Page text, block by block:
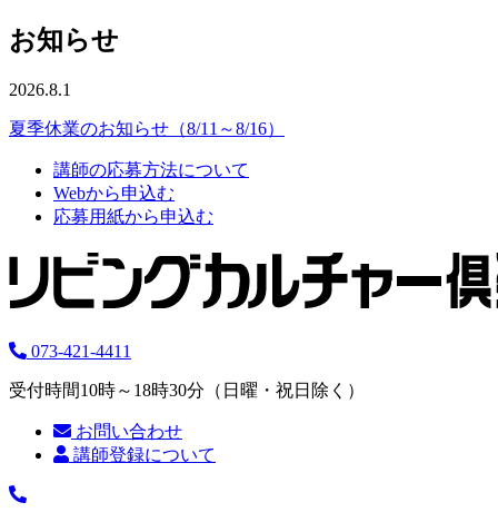
お知らせ
2026.8.1
夏季休業のお知らせ（8/11～8/16）
講師の応募方法について
Webから申込む
応募用紙から申込む
073-421-4411
受付時間10時～18時30分（日曜・祝日除く）
お問い合わせ
講師登録について